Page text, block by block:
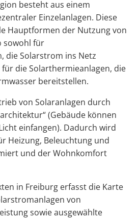
besteht aus einem
Einzelanlagen. Diese
Hauptformen der Nutzung von
sowohl für
die Solarstrom ins Netz
für die Solarthermieanlagen, die
bereitstellen.
von Solaranlagen durch
(Gebäude können
einfangen). Dadurch wird
Heizung, Beleuchtung und
und der Wohnkomfort
in Freiburg erfasst die Karte
von
sowie ausgewählte